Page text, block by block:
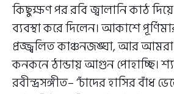
কিছুক্ষণ পর রবি জ্বালানি কাঠ
ব্যবস্থা করে দিলেন। আকাশে
প্রজ্জ্বলিত কাঞ্চনজঙ্ঘা, আর
কনকনে ঠান্ডায় আগুন পোহাচ্ছি।
রবীন্দ্রসঙ্গীত– ‘চাঁদের হাসির বাঁধ